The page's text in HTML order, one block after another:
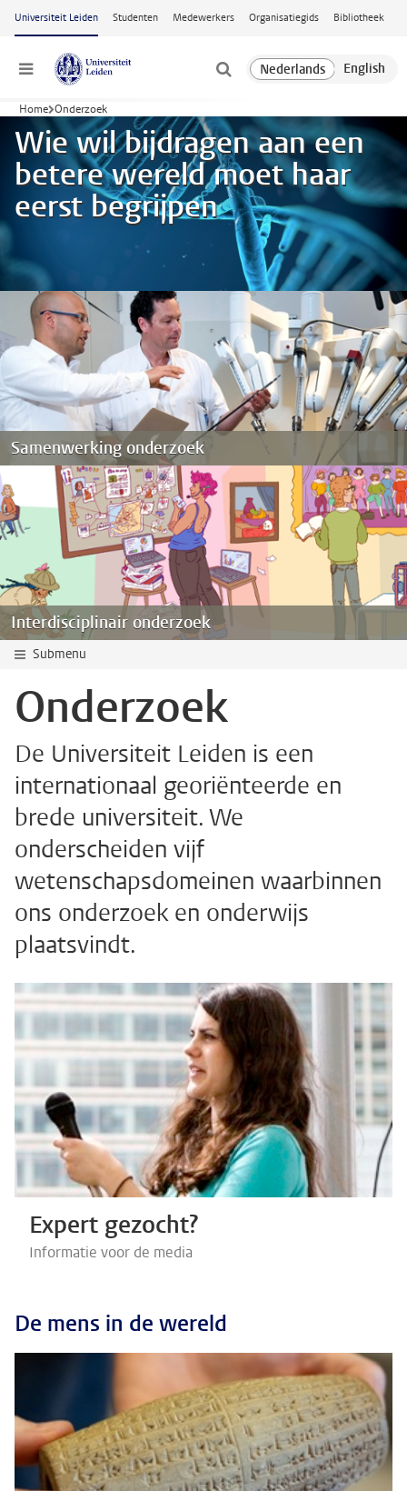
Ga naar hoofdinhoud
Universiteit Leiden Studenten Medewerkers Organisatiegids Bibliotheek
Menu
Home Onderzoek
Wie wil bijdragen aan een
betere wereld moet haar
eerst begrijpen
Samenwerking onderzoek
Interdisciplinair onderzoek
Submenu
Onderzoek
De Universiteit Leiden is een
internationaal georiënteerde en
brede universiteit. We
onderscheiden vijf
wetenschapsdomeinen waarbinnen
ons onderzoek en onderwijs
plaatsvindt.
Expert gezocht?
Informatie voor de media
De mens in de wereld